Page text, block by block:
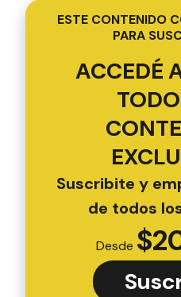
ESTE CONTENIDO
PARA
ACCEDÉ
Suscribite y
de todos
Desde $